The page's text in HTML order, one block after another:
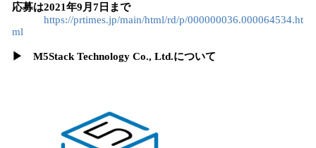
応募は2021年9月7日まで
https://prtimes.jp/main/html/rd/p/000000036.000064534.ht
ml
▶︎ M5Stack Technology Co., Ltd.について